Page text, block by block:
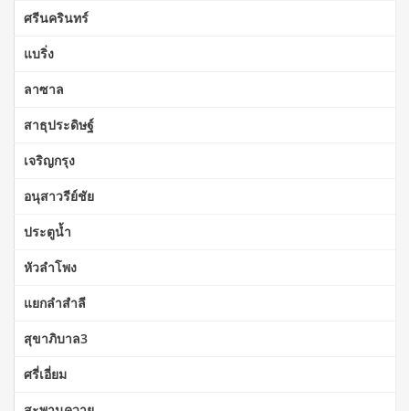
ศรีนครินทร์
แบริ่ง
ลาซาล
สาธุประดิษฐ์
เจริญกรุง
อนุสาวรีย์ชัย
ประตูน้ำ
หัวลำโพง
แยกลำสำลี
สุขาภิบาล3
ศรี่เอี่ยม